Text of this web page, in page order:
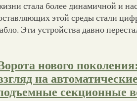
стала более динамичной и
этой среды стали
Эти устройства давно
нового
на
секционные